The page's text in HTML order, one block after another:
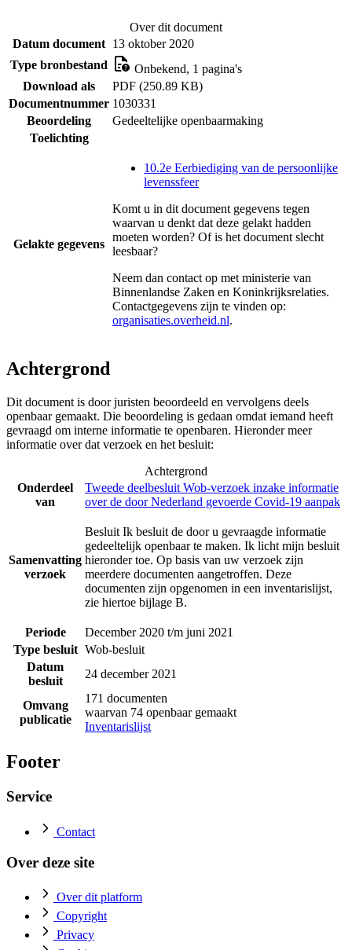
Over dit document
Datum document 13 oktober 2020
Type bronbestand
Onbekend, 1 pagina's
Download als
PDF (250.89 KB)
Documentnummer 1030331
Beoordeling
Gedeeltelijke openbaarmaking
Toelichting
Gelakte gegevens
10.2e Eerbiediging van de persoonlijke
levenssfeer
Komt u in dit document gegevens tegen
waarvan u denkt dat deze gelakt hadden
moeten worden? Of is het document slecht
leesbaar?
Neem dan contact op met ministerie van
Binnenlandse Zaken en Koninkrijksrelaties.
Contactgegevens zijn te vinden op:
organisaties.overheid.nl.
Achtergrond
Dit document is door juristen beoordeeld en vervolgens deels
openbaar gemaakt. Die beoordeling is gedaan omdat iemand heeft
gevraagd om interne informatie te openbaren. Hieronder meer
informatie over dat verzoek en het besluit:
Achtergrond
Onderdeel
van
Tweede deelbesluit Wob-verzoek inzake informatie
over de door Nederland gevoerde Covid-19 aanpak
Samenvatting
verzoek
Besluit Ik besluit de door u gevraagde informatie
gedeeltelijk openbaar te maken. Ik licht mijn besluit
hieronder toe. Op basis van uw verzoek zijn
meerdere documenten aangetroffen. Deze
documenten zijn opgenomen in een inventarislijst,
zie hiertoe bijlage B.
Periode
December 2020 t/m juni 2021
Type besluit Wob-besluit
Datum
besluit
24 december 2021
Omvang
publicatie
171 documenten
waarvan 74 openbaar gemaakt
Inventarislijst
Footer
Service
Contact
Over deze site
Over dit platform
Copyright
Privacy